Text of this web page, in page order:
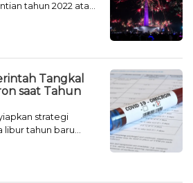
tahun 2022 atau
dua hari.
Tangkal
saat Tahun
strategi
libur tahun baru